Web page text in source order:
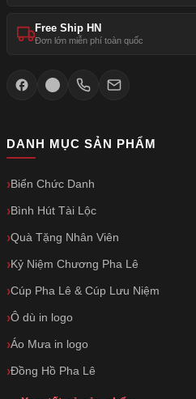
Free Ship HN
Đơn lớn miễn phí toàn quốc
DANH MỤC SẢN PHẨM
Biển Chức Danh
Bình Hút Tài Lộc
Quà Tặng Nhân Viên
Kỷ Niệm Chương Pha Lê
Cúp Pha Lê & Cúp Lưu Niệm
Ô dù in logo
Áo Mưa in logo
Đồng Hồ Pha Lê